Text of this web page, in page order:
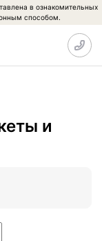
в ознакомительных
способом.
и